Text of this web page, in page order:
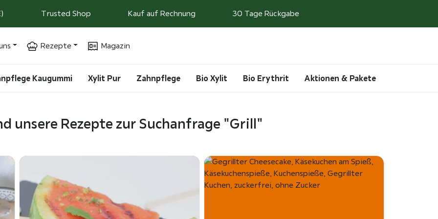
Trusted Shop Kauf auf Rechnung 30 Tage Rückgabe
Rezepte Magazin
Kaugummi Xylit Pur Zahnpflege Bio Xylit Bio Erythrit Aktionen & Pakete
unsere Rezepte zur Suchanfrage "Grill"